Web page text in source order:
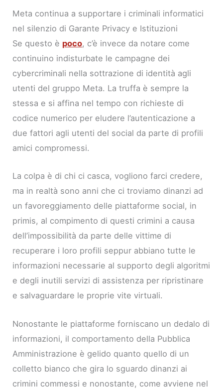
Meta continua a supportare i criminali informatici
nel silenzio di Garante Privacy e Istituzioni
Se questo è poco, c’è invece da notare come
continuino indisturbate le campagne dei
cybercriminali nella sottrazione di identità agli
utenti del gruppo Meta. La truffa è sempre la
stessa e si affina nel tempo con richieste di
codice numerico per eludere l’autenticazione a
due fattori agli utenti del social da parte di profili
amici compromessi.
La colpa è di chi ci casca, vogliono farci credere,
ma in realtà sono anni che ci troviamo dinanzi ad
un favoreggiamento delle piattaforme social, in
primis, al compimento di questi crimini a causa
dell’impossibilità da parte delle vittime di
recuperare i loro profili seppur abbiano tutte le
informazioni necessarie al supporto degli algoritmi
e degli inutili servizi di assistenza per ripristinare
e salvaguardare le proprie vite virtuali.
Nonostante le piattaforme forniscano un dedalo di
informazioni, il comportamento della Pubblica
Amministrazione è gelido quanto quello di un
colletto bianco che gira lo sguardo dinanzi ai
crimini commessi e nonostante, come avviene nel